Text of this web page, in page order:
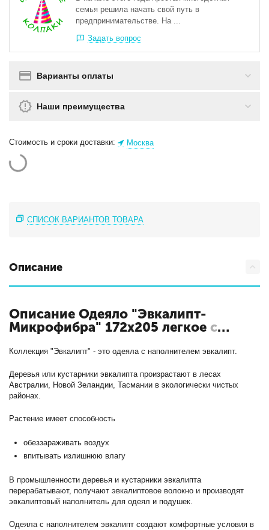
семья решила начать свой путь в
предпринимательстве. На ...
Задать вопрос
Варианты оплаты
Наши преимущества
Стоимость и сроки доставки: Москва
СПИСОК ВАРИАНТОВ ТОВАРА
Описание
Описание Одеяло "Эвкалипт-
Микрофибра" 172х205 легкое с
Коллекция "Эвкалипт" - это одеяла с наполнителем эвкалипт.
Деревья или кустарники эвкалипта произрастают в лесах
Австралии, Новой Зеландии, Тасмании в экологически чистых
районах.
Растение имеет способность
обеззараживать воздух
впитывать излишнюю влагу
В промышленности деревья и кустарники эвкалипта
перерабатывают, получают эвкалиптовое волокно и производят
эвкалиптовый наполнитель для одеял и подушек.
Одеяла с наполнителем эвкалипт создают комфортные условия в